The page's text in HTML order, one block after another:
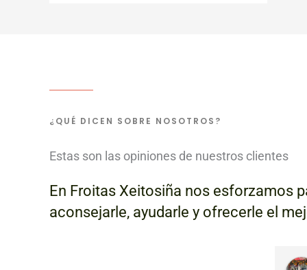
¿QUÉ DICEN SOBRE NOSOTROS?
Estas son las opiniones de nuestros clientes
En Froitas Xeitosiña nos esforzamos
aconsejarle, ayudarle y ofrecerle el